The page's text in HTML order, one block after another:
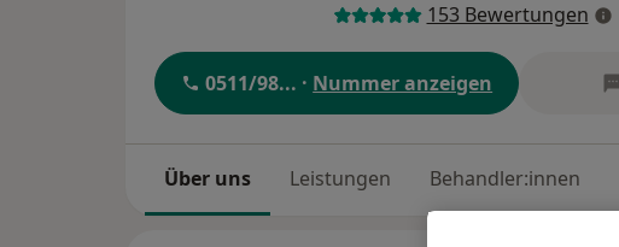
153 Bewertungen
0511/98... · Nummer anzeigen
Über uns Leistungen Behandler:innen